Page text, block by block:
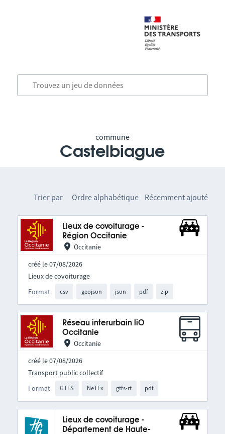
commune
Castelbiague
Trier par Ordre alphabétique Récemment ajouté
Lieux de covoiturage -
Région Occitanie
Occitanie
créé le 07/08/2026
Format csv geojson json pdf zip
Lieux de covoiturage
Réseau interurbain liO
Occitanie
Occitanie
créé le 07/08/2026
Format GTFS NeTEx gtfs-rt pdf
Transport public collectif
Lieux de covoiturage -
Département de Haute-